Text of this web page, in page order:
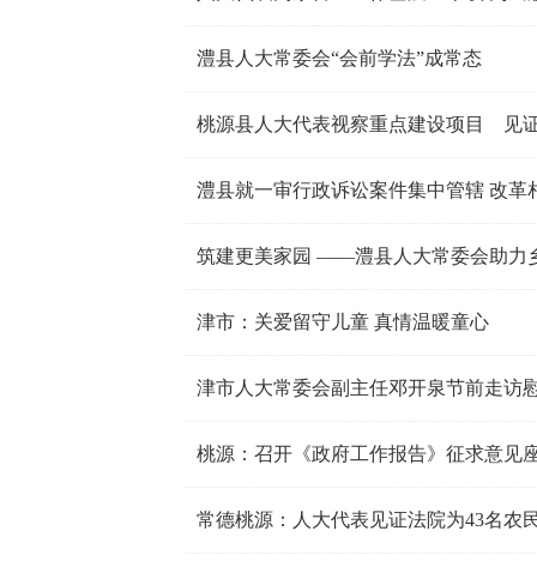
澧县人大常委会“会前学法”成常态
桃源县人大代表视察重点建设项目 见
澧县就一审行政诉讼案件集中管辖 改革
筑建更美家园 ——澧县人大常委会助力
津市：关爱留守儿童 真情温暖童心
津市人大常委会副主任邓开泉节前走访
桃源：召开《政府工作报告》征求意见
常德桃源：人大代表见证法院为43名农